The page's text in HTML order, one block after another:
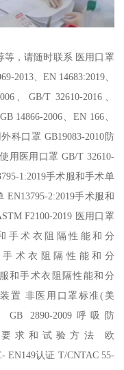
等，请随时联系 医用口罩
2013、EN 14683:2019、
、GB/T 32610-2016、
14866-2006、EN 166、
科口罩 GB19083-2010防
用医用口罩 GB/T 32610-
1:2019手术服和手术单
2:2019手术服和
F2100-2019 医用口罩
手术衣阻隔性能和分
手术衣阻隔性能和分
和手术衣阻隔性能和分
装置 非医用口罩标准(美
2890-2009呼吸防
要求和试验方法 欧
EN149认证 T/CNTAC 55-